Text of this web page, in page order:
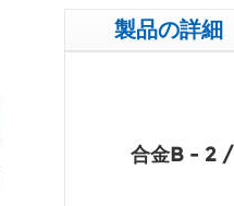
製品の詳細
合金B - 2 /